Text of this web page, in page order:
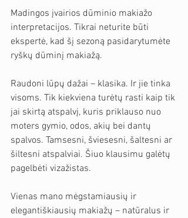
Madingos įvairios dūminio makiažo
interpretacijos. Tikrai neturite būti
ekspertė, kad šį sezoną pasidarytumėte
ryškų dūminį makiažą.
Raudoni lūpų dažai – klasika. Ir jie tinka
visoms. Tik kiekviena turėtų rasti kaip tik
jai skirtą atspalvį, kuris priklauso nuo
moters gymio, odos, akių bei dantų
spalvos. Tamsesni, šviesesni, šaltesni ar
šiltesni atspalviai. Šiuo klausimu galėtų
pagelbėti vizažistas.
Vienas mano mėgstamiausių ir
elegantiškiausių makiažų – natūralus ir